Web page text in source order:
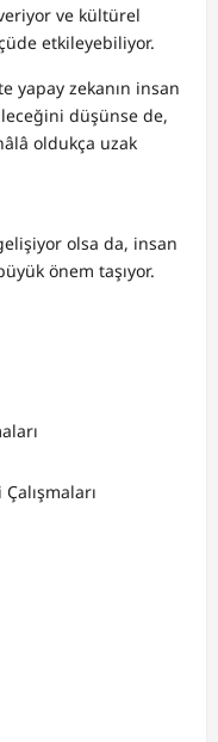
ve kültürel
etkileyebiliyor.
yapay zekanın insan
düşünse de,
oldukça uzak
olsa da, insan
önem taşıyor.